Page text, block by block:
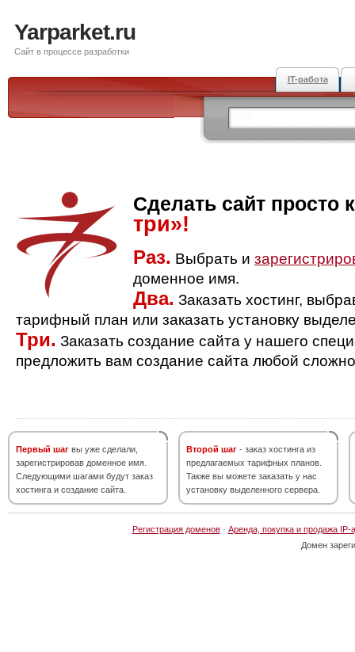
Yarparket.ru
Сайт в процессе разработки
IT-работа
Сделать сайт просто
три»!
Раз. Выбрать и
доменное имя.
Два. Заказать хостинг,
тарифный план или заказать установку
Три. Заказать создание сайта у нашего
предложить вам создание сайта любой
Первый шаг вы уже сделали,
зарегистрировав доменное имя.
Следующими шагами будут заказ
хостинга и создание сайта.
Второй шаг - заказ хостинга из
предлагаемых тарифных планов.
Также вы можете заказать у нас
установку выделенного сервера.
Регистрация доменов· Аренда, покупка и продажа IP-
Домен